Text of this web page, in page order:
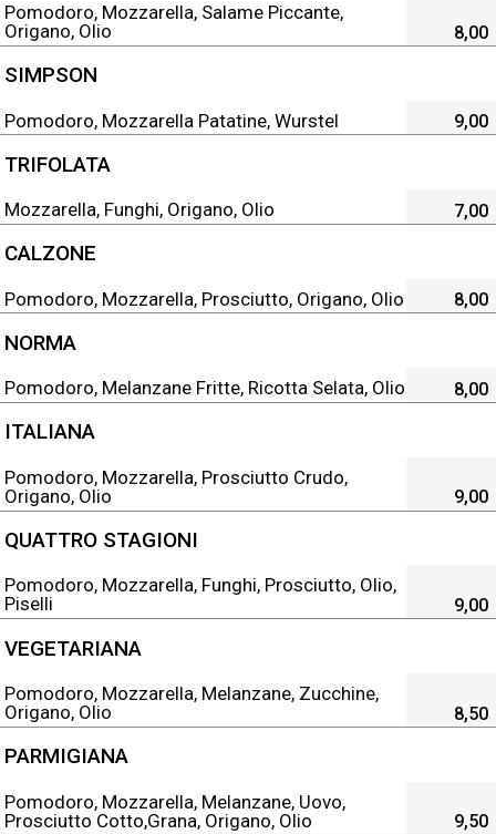
Pomodoro, Mozzarella, Salame Piccante,
Origano, Olio
8,00
SIMPSON
Pomodoro, Mozzarella Patatine, Wurstel 9,00
TRIFOLATA
Mozzarella, Funghi, Origano, Olio 7,00
CALZONE
Pomodoro, Mozzarella, Prosciutto, Origano, Olio 8,00
NORMA
Pomodoro, Melanzane Fritte, Ricotta Selata, Olio 8,00
ITALIANA
Pomodoro, Mozzarella, Prosciutto Crudo,
Origano, Olio
9,00
QUATTRO STAGIONI
Pomodoro, Mozzarella, Funghi, Prosciutto, Olio,
Piselli
9,00
VEGETARIANA
Pomodoro, Mozzarella, Melanzane, Zucchine,
Origano, Olio
8,50
PARMIGIANA
Pomodoro, Mozzarella, Melanzane, Uovo,
Prosciutto Cotto,grana, Origano, Olio
9,50